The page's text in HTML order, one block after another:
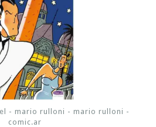
- mario rulloni - mario rulloni -
comic.ar